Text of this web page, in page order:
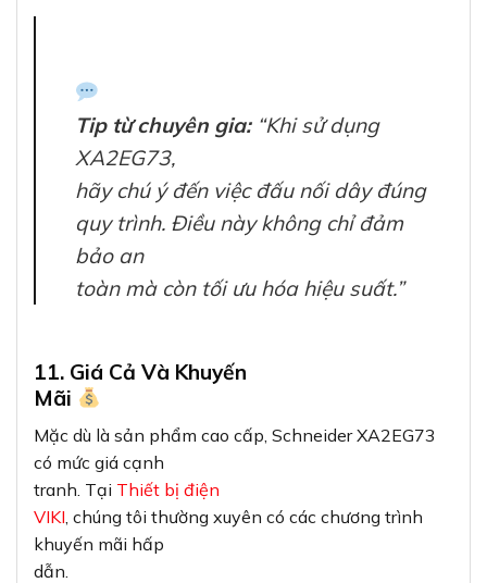
Tip từ chuyên gia:“Khi sử dụng
XA2EG73,
hãy chú ý đến việc đấu nối dây đúng
quy trình. Điều này không chỉ đảm
bảo an
toàn mà còn tối ưu hóa hiệu suất.”
11. Giá Cả Và Khuyến
Mãi
Mặc dù là sản phẩm cao cấp, Schneider XA2EG73
có mức giá cạnh
tranh. Tại Thiết bị điện
VIKI , chúng tôi thường xuyên có các chương trình
khuyến mãi hấp
dẫn.